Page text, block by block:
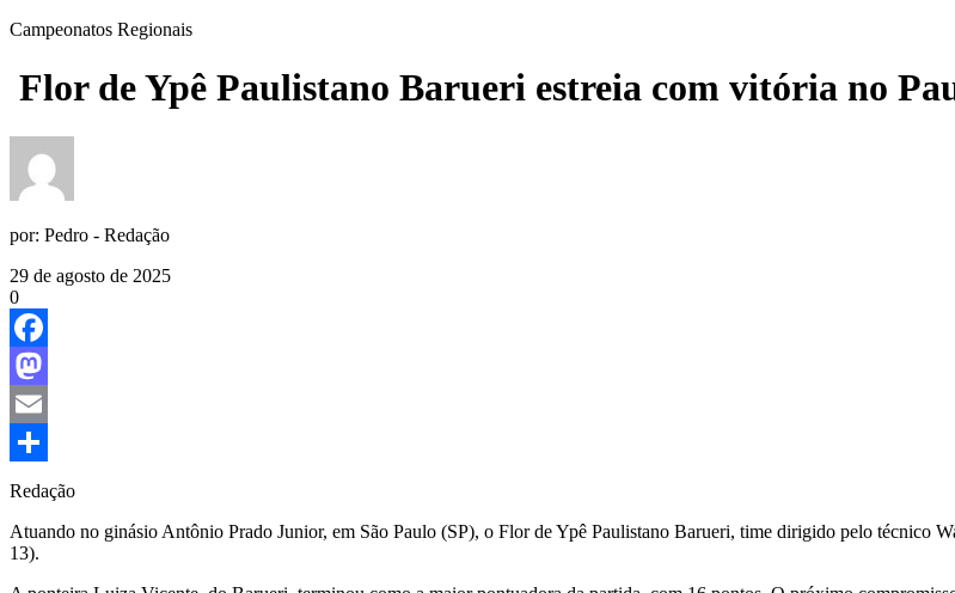
Campeonatos Regionais
Flor de Ypê Paulistano Barueri estreia com vitória no
por: Pedro - Redação
29 de agosto de 2025
0
Facebook
Mastodon
Email
Share
Redação
Atuando no ginásio Antônio Prado Junior, em São Paulo (SP), o Flor de Ypê Paulistano Barueri, time dirigido pelo técnico
13).